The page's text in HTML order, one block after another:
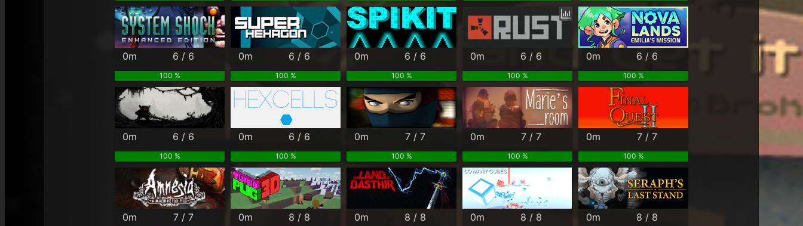
0m 6 / 6
100 %
0m 6 / 6
100 %
0m 6 / 6
100 %
0m 6 / 6
100 %
0m 6 / 6
100 %
0m 6 / 6
100 %
0m 6 / 6
100 %
0m 7 / 7
100 %
0m 7 / 7
100 %
0m 7 / 7
100 %
0m 7 / 7 0m 8 / 8 0m 8 / 8 0m 8 / 8 0m 8 / 8